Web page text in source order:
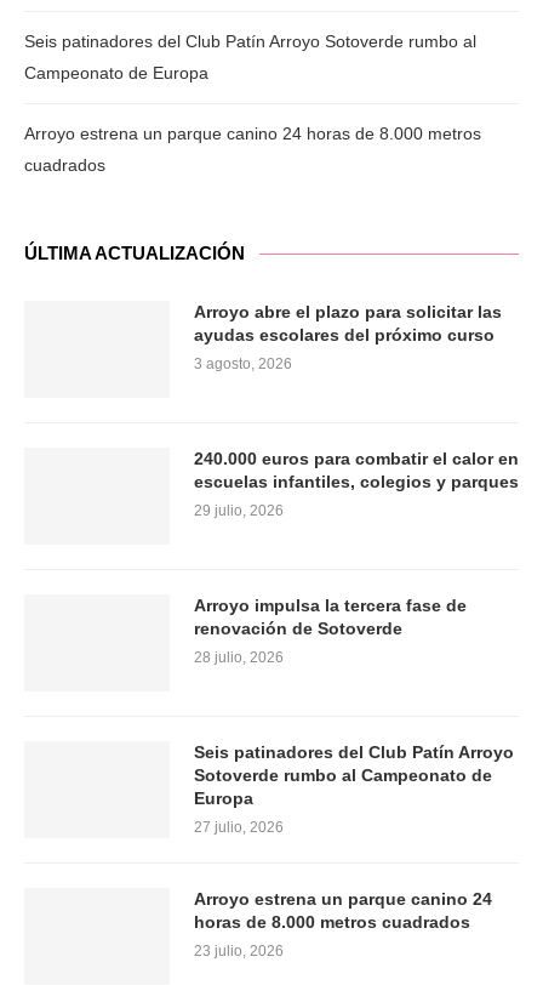
Seis patinadores del Club Patín Arroyo Sotoverde rumbo al
Campeonato de Europa
Arroyo estrena un parque canino 24 horas de 8.000 metros
cuadrados
ÚLTIMA ACTUALIZACIÓN
Arroyo abre el plazo para solicitar las
ayudas escolares del próximo curso
3 agosto, 2026
240.000 euros para combatir el calor en
escuelas infantiles, colegios y parques
29 julio, 2026
Arroyo impulsa la tercera fase de
renovación de Sotoverde
28 julio, 2026
Seis patinadores del Club Patín Arroyo
Sotoverde rumbo al Campeonato de
Europa
27 julio, 2026
Arroyo estrena un parque canino 24
horas de 8.000 metros cuadrados
23 julio, 2026